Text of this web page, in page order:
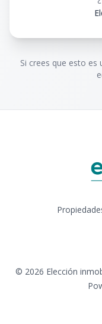
Si crees que esto
© 2026 Elección